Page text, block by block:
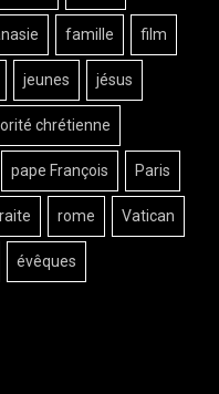
famille film
jeunes jésus
chrétienne
pape François Paris
rome Vatican
évêques